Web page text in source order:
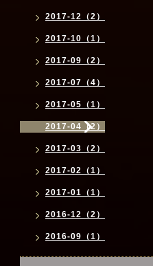
2017-12（2）
2017-10（1）
2017-09（2）
2017-07（4）
2017-05（1）
2017-04（2）
2017-03（2）
2017-02（1）
2017-01（1）
2016-12（2）
2016-09（1）